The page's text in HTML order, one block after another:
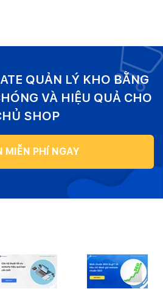
QUẢN LÝ KHO BẰNG
VÀ HIỆU QUẢ CHO
SHOP
MIỄN PHÍ NGAY